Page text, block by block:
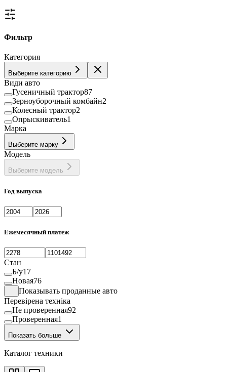
Фильтр
Категория
Выберите категорию
Види авто
Гусеничный трактор87
Зерноуборочный комбайн2
Колесный трактор2
Опрыскиватель1
Марка
Выберите марку
Модель
Выберите модель
Год выпуска
Ежемесячный платеж
Стан
Б/у17
Новая76
Показывать проданные авто
Перевірена техніка
Не проверенная92
Проверенная1
Показать больше
Каталог техники